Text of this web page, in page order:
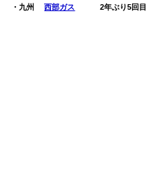
・九州西部ガス 2年ぶり5回目